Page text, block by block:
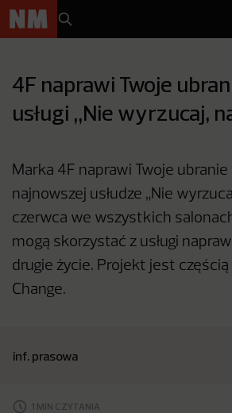
4F naprawi Twoje
usługi „Nie wyrzucaj,
Marka 4F naprawi Twoje ubranie
najnowszej usłudze „Nie
czerwca we wszystkich
mogą skorzystać z usługi
drugie życie. Projekt jest
Change.
inf. prasowa
1 MIN CZYTANIA